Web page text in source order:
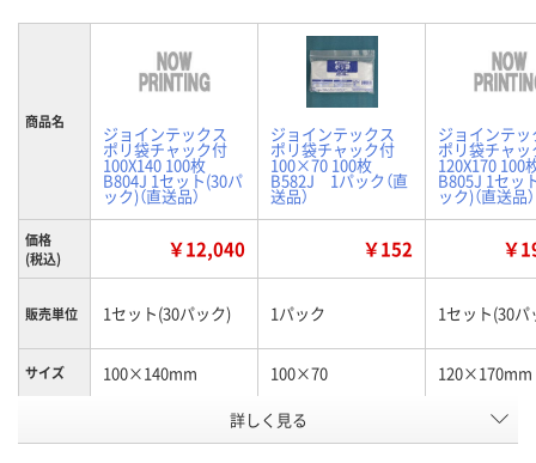
商品名
ジョインテックス
ポリ袋チャック付
100X140 100枚
B804J 1セット(30パ
ック)（直送品）
ジョインテックス
ポリ袋チャック付
100×70 100枚
B582J 1パック（直
送品）
ジョインテッ
ポリ袋チャッ
120X170 100
B805J 1セッ
ック)（直送品）
価格
(税込)
￥12,040 ￥152 ￥
販売単位 1セット(30パック) 1パック 1セット(30パ
サイズ 100×140mm 100×70 120×170mm
U338314 KK93322
詳しく見る